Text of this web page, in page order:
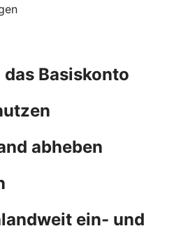
Basiskonto
abheben
ein- und